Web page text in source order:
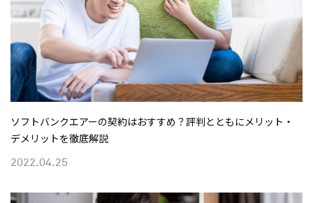
2022.04.25
ソフトバンクエアーの契約はおすすめ？評判とともにメリット・
デメリットを徹底解説